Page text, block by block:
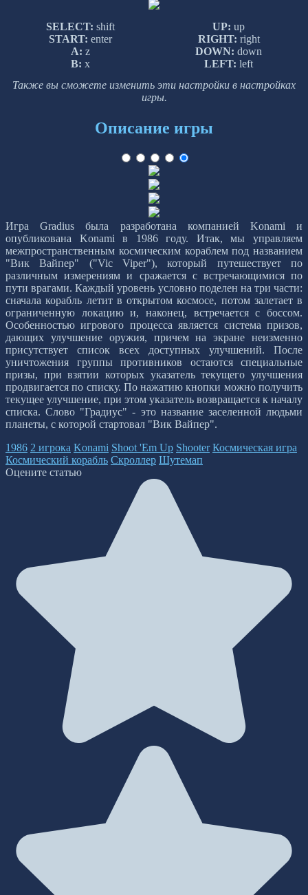
SELECT: shift
START: enter
A: z
B: x
UP: up
RIGHT: right
DOWN: down
LEFT: left
Также вы сможете изменить эти настройки в настройках
игры.
Описание игры
Игра Gradius была разработана компанией Konami и
опубликована Konami в 1986 году. Итак, мы управляем
межпространственным космическим кораблем под названием
"Вик Вайпер" ("Vic Viper"), который путешествует по
различным измерениям и сражается с встречающимися по
пути врагами. Каждый уровень условно поделен на три части:
сначала корабль летит в открытом космосе, потом залетает в
ограниченную локацию и, наконец, встречается с боссом.
Особенностью игрового процесса является система призов,
дающих улучшение оружия, причем на экране неизменно
присутствует список всех доступных улучшений. После
уничтожения группы противников остаются специальные
призы, при взятии которых указатель текущего улучшения
продвигается по списку. По нажатию кнопки можно получить
текущее улучшение, при этом указатель возвращается к началу
списка. Слово "Градиус" - это название заселенной людьми
планеты, с которой стартовал "Вик Вайпер".
1986 2 игрока Konami Shoot 'Em Up Shooter Космическая игра
Космический корабль Скроллер Шутемап
Оцените статью